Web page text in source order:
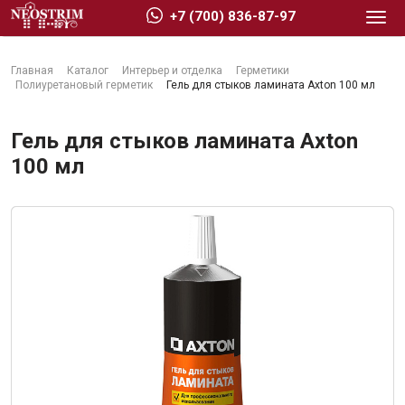
Главная Каталог Интерьер и отделка
Герметики
Полиуретановый герметик
Гель для стыков ламината Axton 100 мл
Гель для стыков ламината Axton
100 мл
+7 (700) 836-87-97
Сухие строительные смеси
Изоляционные материалы